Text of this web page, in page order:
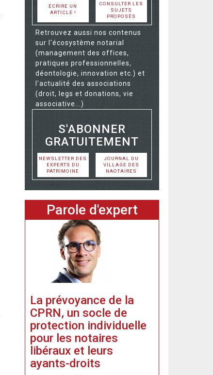
ÉCRIRE UN
ARTICLE !
CONSULTER LES
SUJETS
PROPOSÉS
Retrouvez aussi nos contenus
sur l'écosystème notarial
(management des offices,
pratiques professionnelles,
déontologie, innovation etc.) et
l'actualité des associations
(droit, legs et donations, vie
associative...)
S'ABONNER
GRATUITEMENT
NEWSLETTER DES
EXPERTS DU
PATRIMOINE
JOURNAL DU
VILLAGE DES
NAOTAIRES
Parole d'expert
La prévoyance de la
CPRN, un socle de
protection individuelle
pour les notaires
libéraux et leurs
ayants-droits